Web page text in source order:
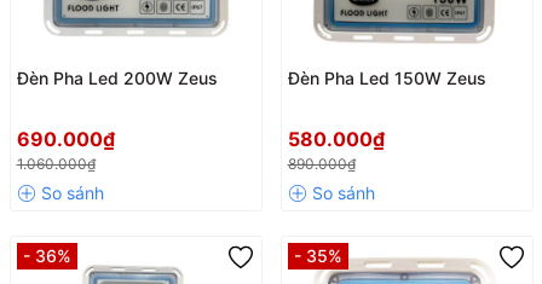
Đèn Pha Led 200W Zeus
690.000₫
1.060.000₫
Đèn Pha Led 150W Zeus
580.000₫
890.000₫
- 36% - 35%